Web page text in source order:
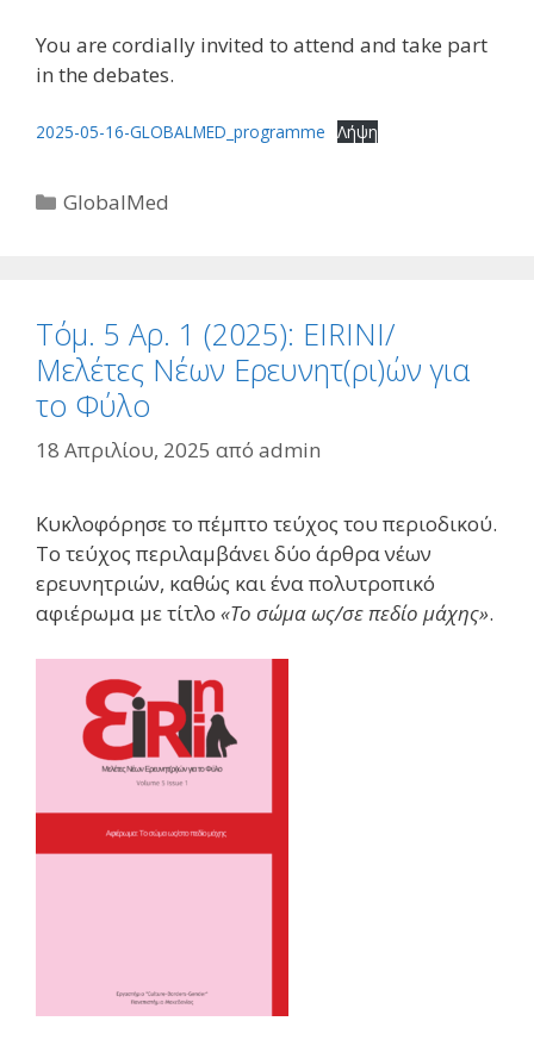
You are cordially invited to attend and take part
in the debates.
2025-05-16-GLOBALMED_programme Λήψη
Κατηγορίες
GlobalMed
Τόμ. 5 Αρ. 1 (2025): EIRINI/
Μελέτες Νέων Ερευνητ(ρι)ών για
το Φύλο
18 Απριλίου, 2025 από admin
Κυκλοφόρησε το πέμπτο τεύχος του περιοδικού.
Το τεύχος περιλαμβάνει δύο άρθρα νέων
ερευνητριών, καθώς και ένα πολυτροπικό
αφιέρωμα με τίτλο «Το σώμα ως/σε πεδίο μάχης».